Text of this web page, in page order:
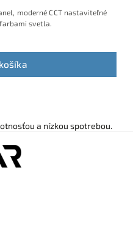
moderné CCT nastaviteľné
svetla.
a nízkou spotrebou.